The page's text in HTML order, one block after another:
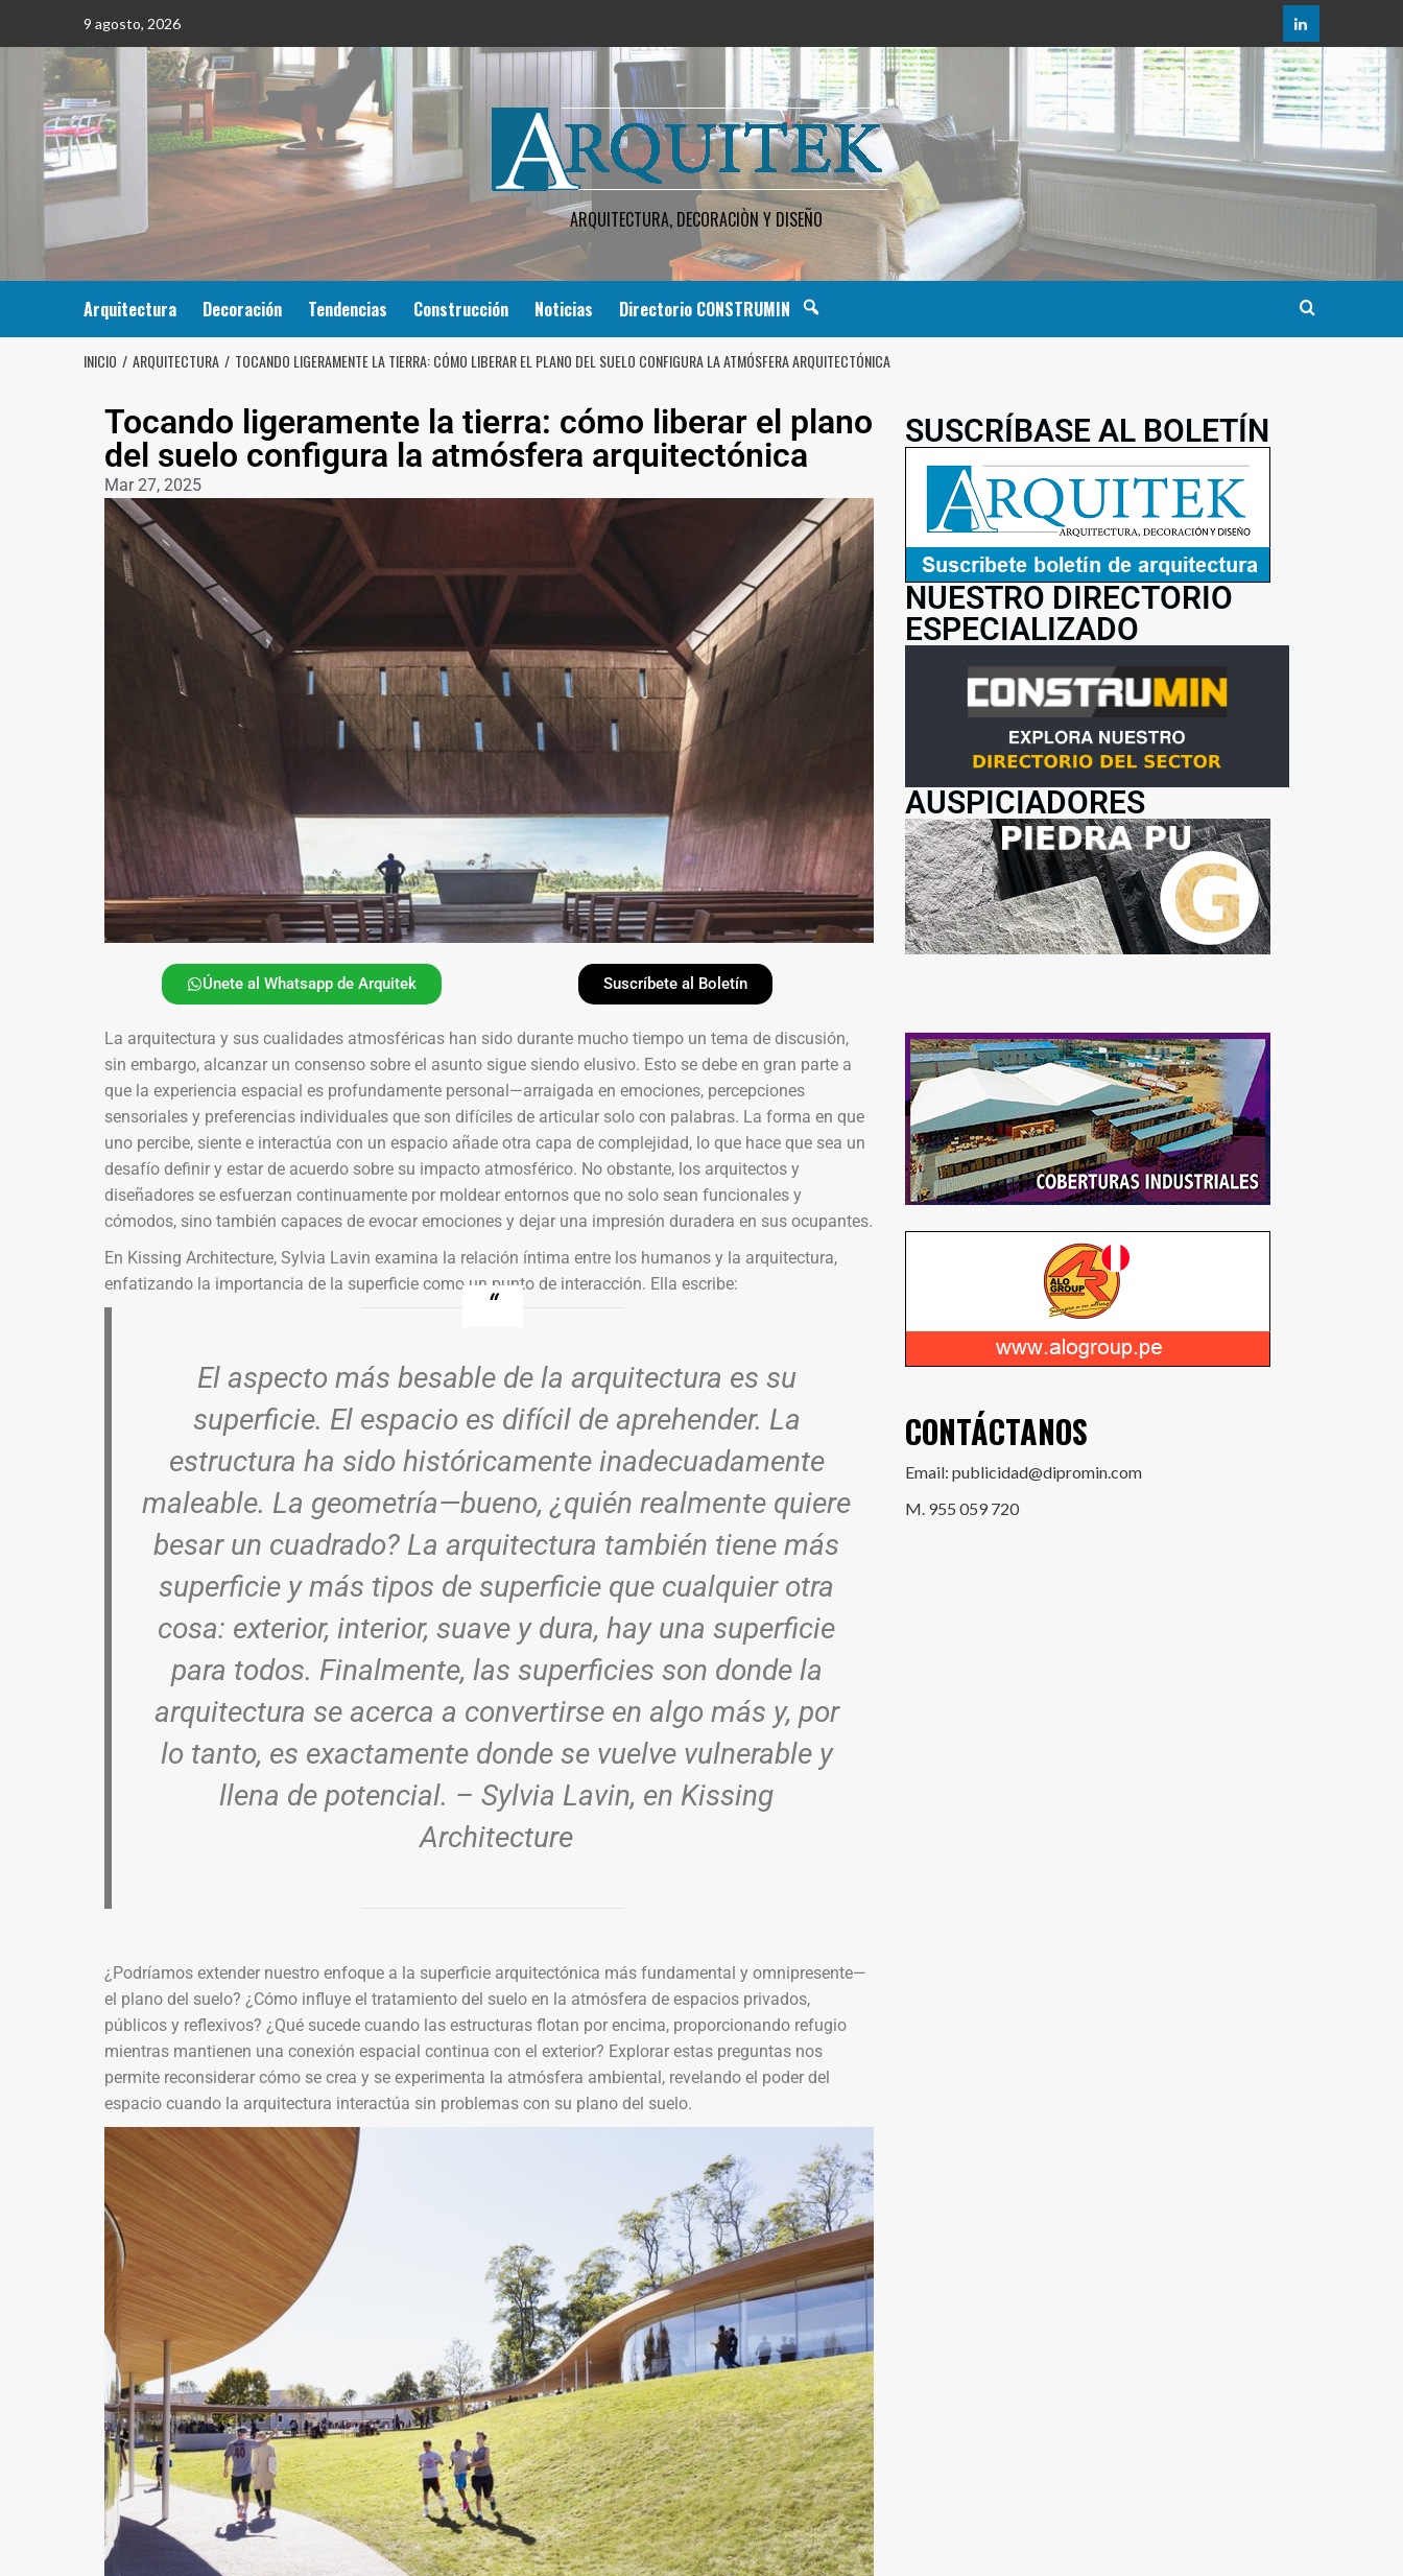
9 agosto, 2026
ARQUITECTURA, DECORACIÒN Y DISEÑO
Arquitectura Decoración Tendencias Construcción Noticias Directorio CONSTRUMIN
INICIO ARQUITECTURA TOCANDO LIGERAMENTE LA TIERRA: CÓMO LIBERAR EL PLANO DEL SUELO CONFIGURA LA ATMÓSFERA ARQUITECTÓNICA
Tocando ligeramente la tierra: cómo liberar el plano
del suelo configura la atmósfera arquitectónica
Mar 27, 2025
Únete al Whatsapp de Arquitek Suscríbete al Boletín
La arquitectura y sus cualidades atmosféricas han sido durante mucho tiempo un tema de discusión,
sin embargo, alcanzar un consenso sobre el asunto sigue siendo elusivo. Esto se debe en gran parte a
que la experiencia espacial es profundamente personal—arraigada en emociones, percepciones
sensoriales y preferencias individuales que son difíciles de articular solo con palabras. La forma en que
uno percibe, siente e interactúa con un espacio añade otra capa de complejidad, lo que hace que sea un
desafío definir y estar de acuerdo sobre su impacto atmosférico. No obstante, los arquitectos y
diseñadores se esfuerzan continuamente por moldear entornos que no solo sean funcionales y
cómodos, sino también capaces de evocar emociones y dejar una impresión duradera en sus ocupantes.
En Kissing Architecture, Sylvia Lavin examina la relación íntima entre los humanos y la arquitectura,
enfatizando la importancia de la superficie como un punto de interacción. Ella escribe:
El aspecto más besable de la arquitectura es su
superficie. El espacio es difícil de aprehender. La
estructura ha sido históricamente inadecuadamente
maleable. La geometría—bueno, ¿quién realmente quiere
besar un cuadrado? La arquitectura también tiene más
superficie y más tipos de superficie que cualquier otra
cosa: exterior, interior, suave y dura, hay una superficie
para todos. Finalmente, las superficies son donde la
arquitectura se acerca a convertirse en algo más y, por
lo tanto, es exactamente donde se vuelve vulnerable y
llena de potencial. – Sylvia Lavin, en Kissing
Architecture
¿Podríamos extender nuestro enfoque a la superficie arquitectónica más fundamental y omnipresente—
el plano del suelo? ¿Cómo influye el tratamiento del suelo en la atmósfera de espacios privados,
públicos y reflexivos? ¿Qué sucede cuando las estructuras flotan por encima, proporcionando refugio
mientras mantienen una conexión espacial continua con el exterior? Explorar estas preguntas nos
permite reconsiderar cómo se crea y se experimenta la atmósfera ambiental, revelando el poder del
espacio cuando la arquitectura interactúa sin problemas con su plano del suelo.
SUSCRÍBASE AL BOLETÍN
NUESTRO DIRECTORIO
ESPECIALIZADO
AUSPICIADORES
CONTÁCTANOS
Email: publicidad@dipromin.com
M. 955 059 720